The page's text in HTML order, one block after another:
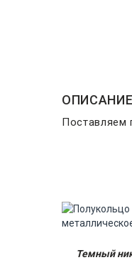
Поставляем
Темный